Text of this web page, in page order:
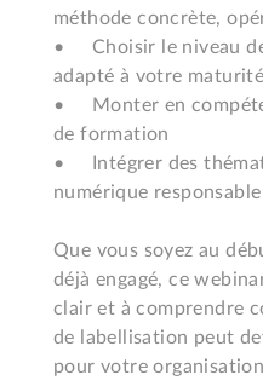
méthode concrète,
•	Choisir le niveau de labellisation le plus
adapté à votre maturité
•	Monter en compétence grâce aux parcours
de formation
•	Intégrer des thématiques clés comme le
numérique responsable
Que vous soyez au
déjà engagé, ce
clair et à comprendre
de labellisation peut
pour votre